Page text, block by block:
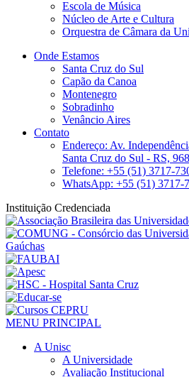
Escola de Música
Núcleo de Arte e Cultura
Orquestra de Câmara da
Onde Estamos
Santa Cruz do Sul
Capão da Canoa
Montenegro
Sobradinho
Venâncio Aires
Contato
Endereço: Av.
Santa Cruz do Sul - RS,
Telefone: +55 (51) 3717-
WhatsApp: +55 (51) 3717-
Instituição Credenciada
MENU PRINCIPAL
A Unisc
A Universidade
Avaliação Institucional